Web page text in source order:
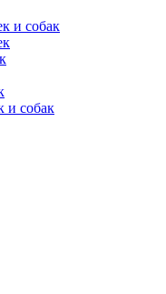
и собак
и собак